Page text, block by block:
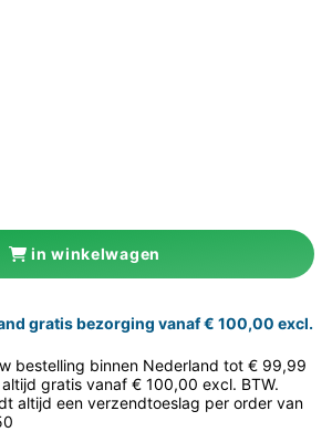
in winkelwagen
gratis bezorging vanaf € 100,00 excl.
bestelling binnen Nederland tot € 99,99
gratis vanaf € 100,00 excl. BTW.
altijd een verzendtoeslag per order van